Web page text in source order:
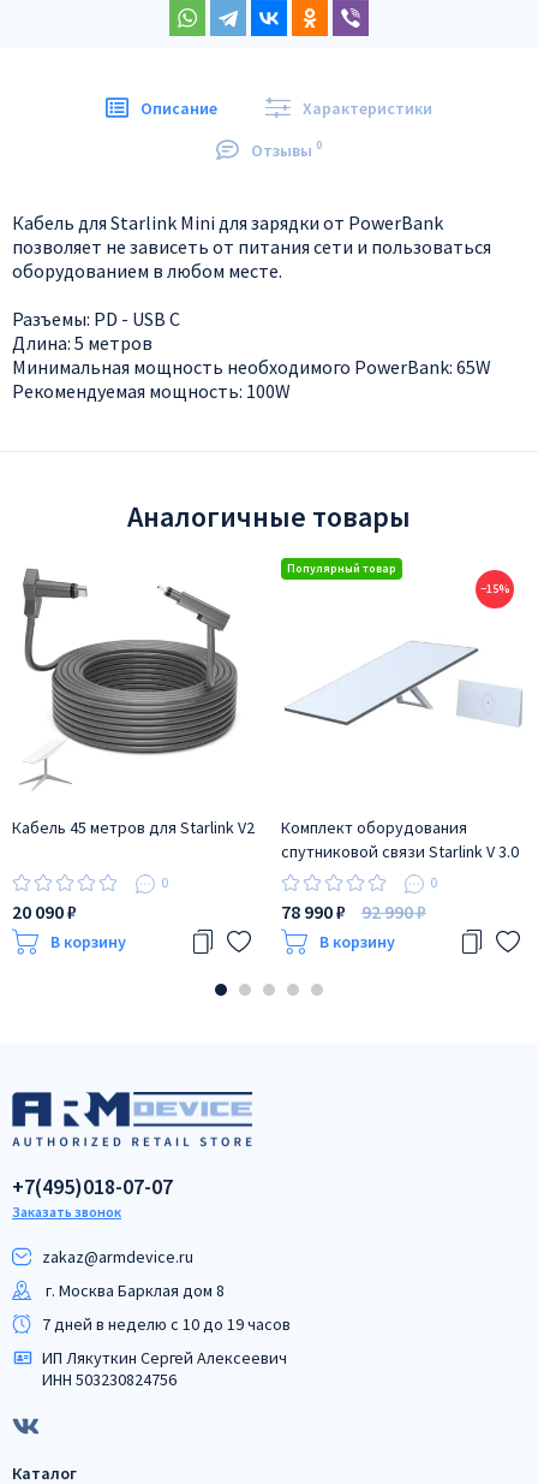
Описание
Характеристики
Отзывы 0
Кабель для Starlink Mini для зарядки от PowerBank
позволяет не зависеть от питания сети и пользоваться
оборудованием в любом месте.
Разъемы: PD - USB C
Длина: 5 метров
Минимальная мощность необходимого PowerBank: 65W
Рекомендуемая мощность: 100W
Аналогичные товары
Кабель 45 метров для Starlink V2
0
20 090 ₽
В корзину
−15%
Комплект оборудования
спутниковой связи Starlink V 3.0
+ аккаунт
0
78 990 ₽ 92 990 ₽
В корзину
+7(495)018-07-07
Заказать звонок
zakaz@armdeviсe.ru
г. Москва Барклая дом 8
7 дней в неделю с 10 до 19 часов
ИП Лякуткин Сергей Алексеевич
ИНН 503230824756
Каталог